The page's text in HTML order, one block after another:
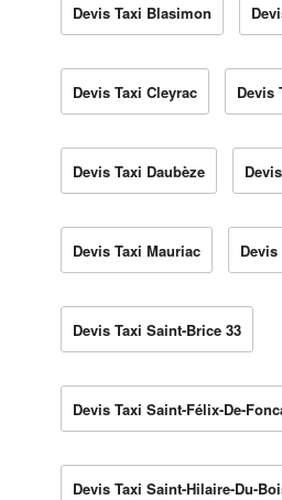
Devis Taxi Blasimon
Devis Taxi Cleyrac Devis
Devis Taxi Daubèze
Devis Taxi Mauriac
Devis Taxi Saint-Brice 33
Devis Taxi Saint-Félix-De-
Devis Taxi Saint-Hilaire-Du-